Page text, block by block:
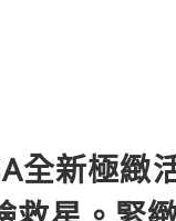
全新極緻